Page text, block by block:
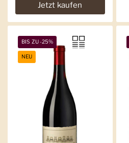
Jetzt kaufen
BIS ZU -25%
NEU